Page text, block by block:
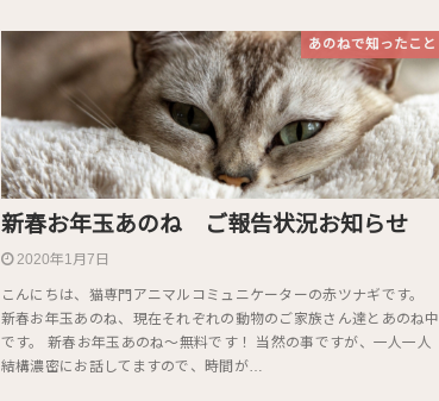
あのねで知ったこと
新春お年玉あのね ご報告状況お知らせ
2020年1月7日
こんにちは、猫専門アニマルコミュニケーターの赤ツナギです。
新春お年玉あのね、現在それぞれの動物のご家族さん達とあのね中
です。 新春お年玉あのね〜無料です！ 当然の事ですが、一人一人
結構濃密にお話してますので、時間が…